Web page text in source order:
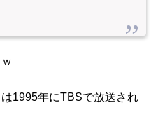
1995年にTBSで放送され